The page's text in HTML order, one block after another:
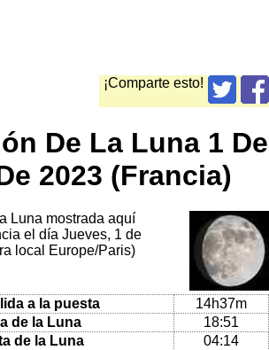
¡Comparte esto!
De La Luna 1 De
2023 (Francia)
Luna mostrada aquí
el día Jueves, 1 de
local Europe/Paris)
a la puesta
14h37m
de la Luna
18:51
de la Luna
04:14